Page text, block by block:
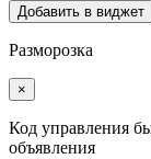
Добавить в виджет
Разморозка
×
Код управления
объявления